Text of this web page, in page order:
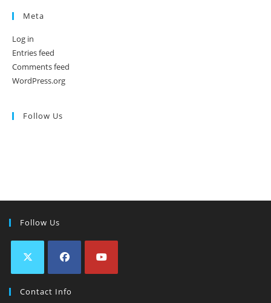
Meta
Log in
Entries feed
Comments feed
WordPress.org
Follow Us
Follow Us
Contact Info